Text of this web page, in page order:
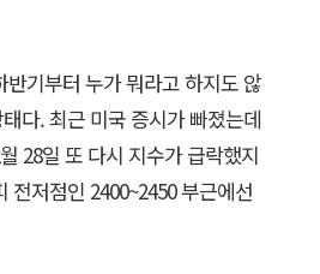
기부터 누가 뭐라고 하지도 않
다. 최근 미국 증시가 빠졌는데
28일 또 다시 지수가 급락했지
저점인 2400~2450 부근에선